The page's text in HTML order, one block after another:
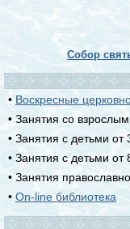
Собор
• Воскресные
• Занятия со
• Занятия с детьми от
• Занятия с детьми от
• Занятия
• On-line библиотека